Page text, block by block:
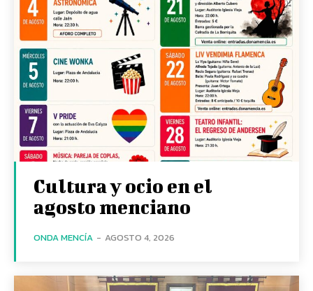
Cultura y ocio en el
agosto menciano
ONDA MENCÍA - AGOSTO 4, 2026